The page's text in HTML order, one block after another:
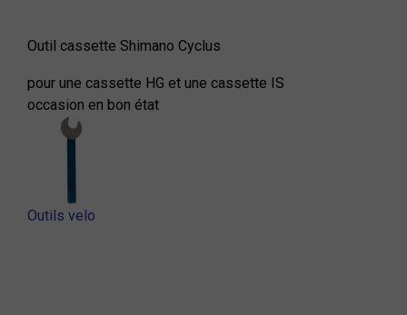
Outil cassette Shimano Cyclus
pour une cassette HG et une cassette IS
occasion en bon état
Outils velo